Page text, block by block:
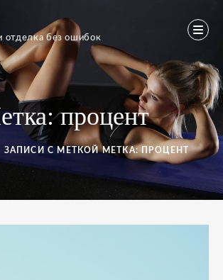
отделка без ошибок
процент
ЗАПИСИ С МЕТКОЙМЕТКА: ПРОЦЕНТ